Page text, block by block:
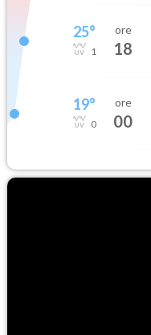
25°
1
ore
18
19°
0
ore
00